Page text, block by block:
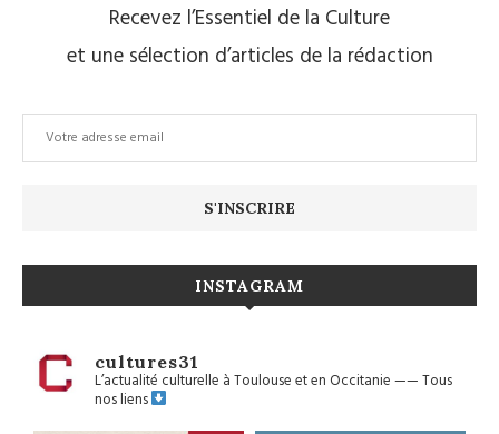
Recevez l’Essentiel de la Culture
et une sélection d’articles de la rédaction
INSTAGRAM
cultures31
L’actualité culturelle à Toulouse et en Occitanie——Tous
nos liens